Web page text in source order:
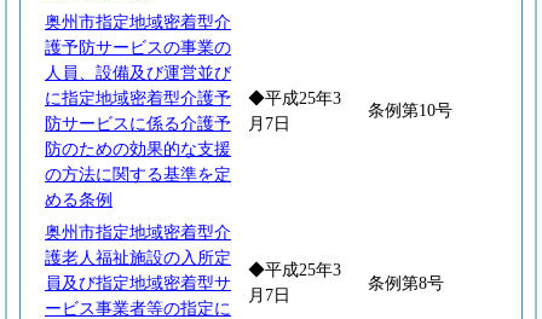
奥州市指定地域密着型介
護予防サービスの事業の
人員、設備及び運営並び
に指定地域密着型介護予
防サービスに係る介護予
防のための効果的な支援
の方法に関する基準を定
める条例
◆平成25年3
月7日
条例第10号
奥州市指定地域密着型介
護老人福祉施設の入所定
員及び指定地域密着型サ
ービス事業者等の指定に
◆平成25年3
月7日
条例第8号